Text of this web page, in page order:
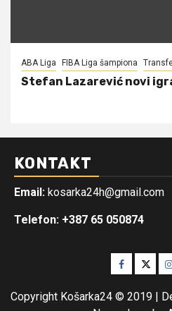
ABA Liga FIBA Liga šampiona
Stefan Lazarević novi
KONTAKT
Email: kosarka24h@gmail.com
Telefon: +387 65 050874
Facebook
Copyright Košarka24 © 2019 |